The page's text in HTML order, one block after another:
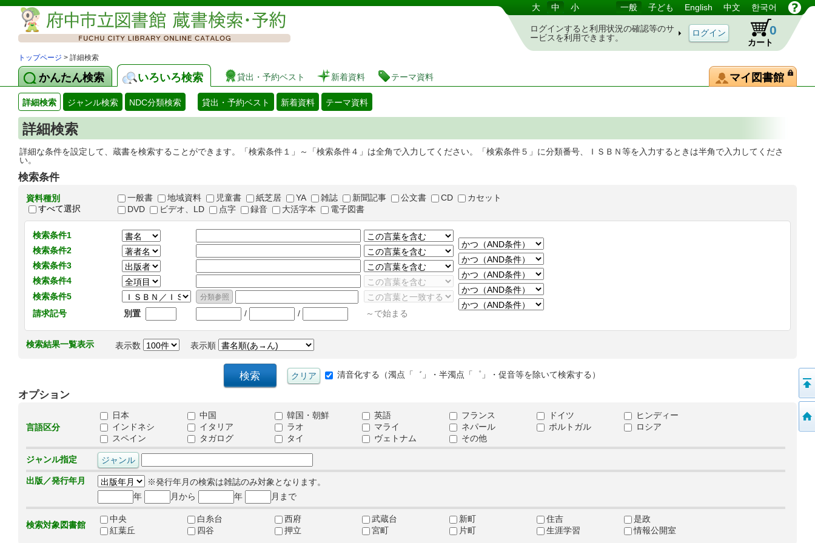
図書館 蔵書検索・予約システム 大 中 小 一般 子ども English 中文 한국어
ログインすると利用状況の確認等のサ
ービスを利用できます。
カート
0
トップページ > 詳細検索
かんたん検索 いろいろ検索 貸出・予約ベスト 新着資料 テーマ資料 マイ図書館
詳細検索 ジャンル検索 NDC分類検索 貸出・予約ベスト 新着資料 テーマ資料
詳細検索
詳細な条件を設定して、蔵書を検索することができます。「検索条件１」～「検索条件４」は全角で入力してください。「検索条件５」に分類番号、ＩＳＢＮ等を入力するときは半角で入力してくださ
い。
検索条件
資料種別
すべて選択
一般書 地域資料 児童書 紙芝居 YA 雑誌 新聞記事 公文書 CD
カセット
DVD
ビデオ、LD 点字 録音 大活字本 電子図書
検索条件1
検索条件2
検索条件3
検索条件4
検索条件5
請求記号
別置 / / ～で始まる
検索結果一覧表示 表示数 表示順
清音化する（濁点「゛」・半濁点「゜」・促音等を除いて検索する）
オプション
言語区分
日本 中国 韓国・朝鮮 英語 フランス ドイツ
ヒンディー
インドネシ
イタリア ラオ マライ ネパール ポルトガル
ロシア
スペイン
タガログ タイ ヴェトナム その他
ジャンル指定
出版／発行年月
※発行年月の検索は雑誌のみ対象となります。
年
月から 年 月まで
検索対象図書館
中央 白糸台 西府 武蔵台 新町 住吉
是政
紅葉丘
四谷 押立 宮町 片町 生涯学習 情報公開室